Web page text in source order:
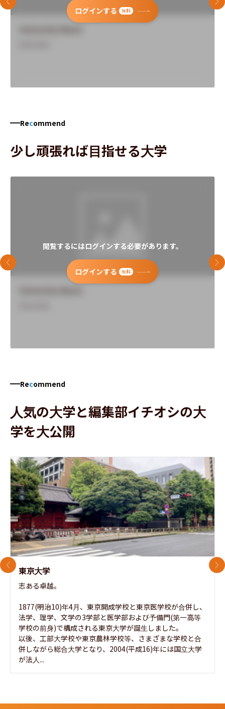
ログインする 無料
前のスライド 次
Recommend
少し頑張れば目指せる大学
閲覧するにはログインする必要があります。
ログインする 無料
前のスライド 次
Recommend
人気の大学と編集部イチオシの大
学を大公開
東京大学
志ある卓越。
1877(明治10)年4月、東京開成学校と東京医学校が合併し、
法学、理学、文学の3学部と医学部および予備門(第一高等
学校の前身)で構成される東京大学が誕生しました。
以後、工部大学校や東京農林学校等、さまざまな学校と合
併しながら総合大学となり、2004(平成16)年には国立大学
が法人...
前のスライド 次